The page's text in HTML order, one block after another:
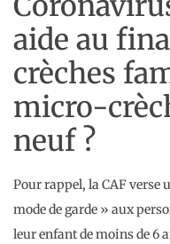
aide au
crèches
micro-
neuf ?
Pour rappel, la CAF
mode de garde » aux
leur enfant de moins de 6